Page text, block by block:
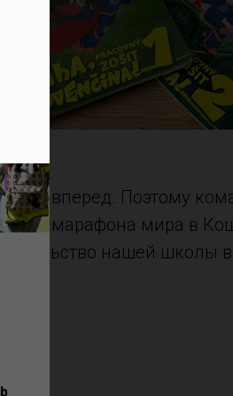
вперед. Поэтому
марафона мира в
нашей школы